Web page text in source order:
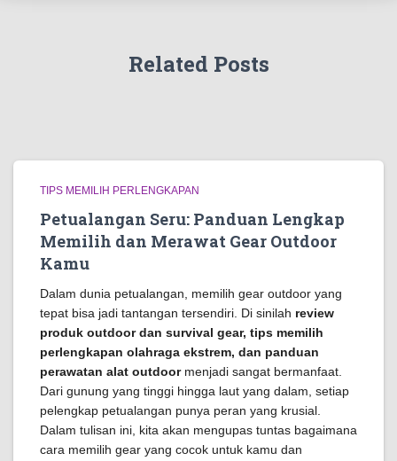
Related Posts
TIPS MEMILIH PERLENGKAPAN
Petualangan Seru: Panduan Lengkap
Memilih dan Merawat Gear Outdoor
Kamu
Dalam dunia petualangan, memilih gear outdoor yang
tepat bisa jadi tantangan tersendiri. Di sinilah review
produk outdoor dan survival gear, tips memilih
perlengkapan olahraga ekstrem, dan panduan
perawatan alat outdoormenjadi sangat bermanfaat.
Dari gunung yang tinggi hingga laut yang dalam, setiap
pelengkap petualangan punya peran yang krusial.
Dalam tulisan ini, kita akan mengupas tuntas bagaimana
cara memilih gear yang cocok untuk kamu dan